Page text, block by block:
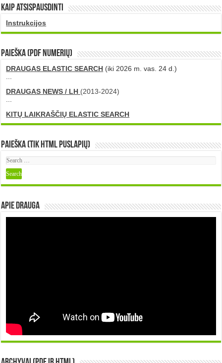
Kaip atsispausdinti
Instrukcijos
PAIEŠKA (PDF numerių)
DRAUGAS ELASTIC SEARCH (iki 2026 m. vas. 24 d.)
...
DRAUGAS NEWS / LH (2013-2024)
...
KITŲ LAIKRAŠČIŲ ELASTIC SEARCH
Paieška (tik HTML puslapių)
Apie DRAUGA